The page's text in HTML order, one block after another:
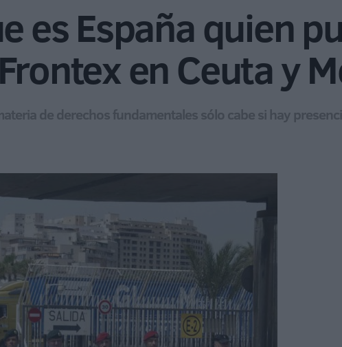
es España quien
en Ceuta y
de derechos fundamentales sólo cabe si hay